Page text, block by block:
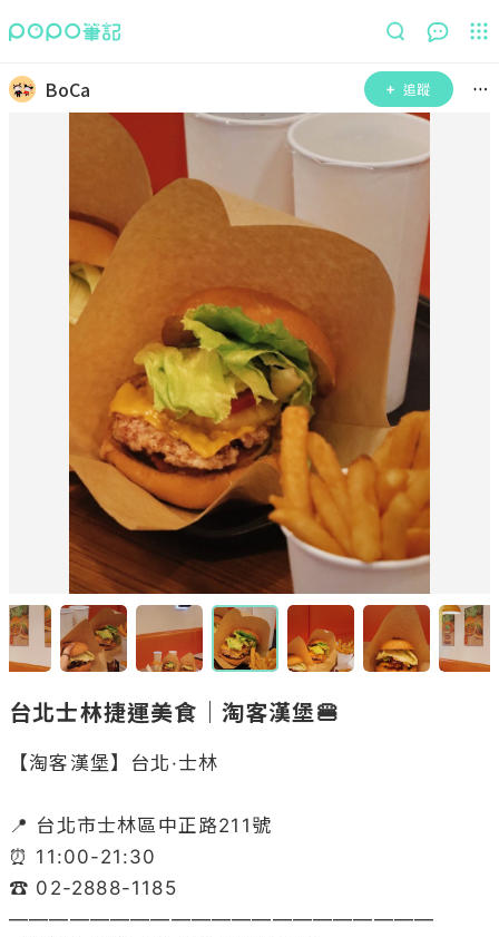
BoCa 追蹤
台北士林捷運美食｜淘客漢堡🍔
【淘客漢堡】台北·士林
📍 台北市士林區中正路211號
⏰ 11:00-21:30
☎️ 02-2888-1185
—————————————————————